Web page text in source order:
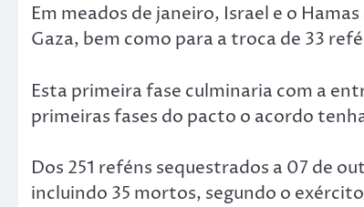
Em meados de janeiro, Israel e o
Gaza, bem como para a troca de 33
Esta primeira fase culminaria com a
primeiras fases do pacto o acordo
Dos 251 reféns sequestrados a 07 de
incluindo 35 mortos, segundo o